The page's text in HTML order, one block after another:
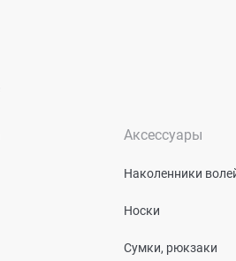
Аксессуары
Наколенники
Носки
Сумки, рюкзаки